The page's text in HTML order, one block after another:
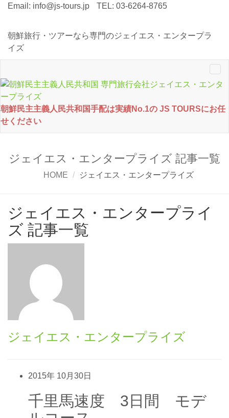
Email: info@js-tours.jp TEL: 03-6264-8765
朝鮮旅行・ツアーなら専門のジェイエス・エンタープラ
イズ
朝鮮民主主義人民共和国手配は実績No.1の JS TOURSにお任
せください
ジェイエス・エンタープライズ 記事一覧
HOME ジェイエス・エンタープライズ
ジェイエス・エンタープライ
ズ 記事一覧
ジェイエス・エンタープライズ
2015年 10月30日
千里馬速度 3日間 モデ